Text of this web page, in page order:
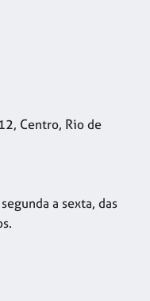
Centro, Rio de
a sexta, das